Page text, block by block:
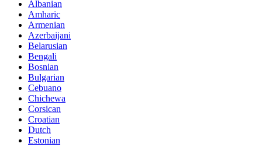
Albanian
Amharic
Armenian
Azerbaijani
Belarusian
Bengali
Bosnian
Bulgarian
Cebuano
Chichewa
Corsican
Croatian
Dutch
Estonian